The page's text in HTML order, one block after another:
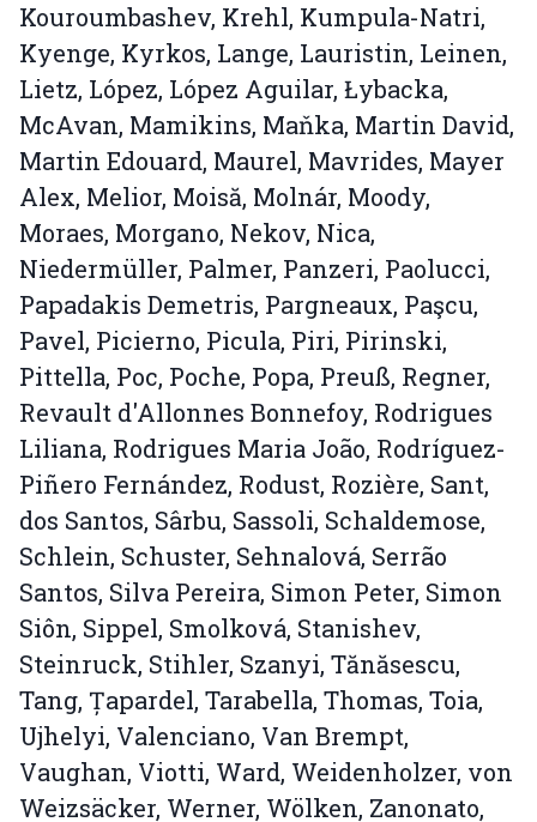
Kouroumbashev, Krehl, Kumpula-Natri,
Kyenge, Kyrkos, Lange, Lauristin, Leinen,
Lietz, López, López Aguilar, Łybacka,
McAvan, Mamikins, Maňka, Martin David,
Martin Edouard, Maurel, Mavrides, Mayer
Alex, Melior, Moisă, Molnár, Moody,
Moraes, Morgano, Nekov, Nica,
Niedermüller, Palmer, Panzeri, Paolucci,
Papadakis Demetris, Pargneaux, Paşcu,
Pavel, Picierno, Picula, Piri, Pirinski,
Pittella, Poc, Poche, Popa, Preuß, Regner,
Revault d'Allonnes Bonnefoy, Rodrigues
Liliana, Rodrigues Maria João, Rodríguez-
Piñero Fernández, Rodust, Rozière, Sant,
dos Santos, Sârbu, Sassoli, Schaldemose,
Schlein, Schuster, Sehnalová, Serrão
Santos, Silva Pereira, Simon Peter, Simon
Siôn, Sippel, Smolková, Stanishev,
Steinruck, Stihler, Szanyi, Tănăsescu,
Tang, Țapardel, Tarabella, Thomas, Toia,
Ujhelyi, Valenciano, Van Brempt,
Vaughan, Viotti, Ward, Weidenholzer, von
Weizsäcker, Werner, Wölken, Zanonato,